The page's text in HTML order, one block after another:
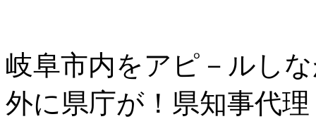
岐阜市内をアピ－ルし
外に県庁が！県知事代